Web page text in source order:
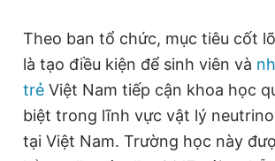
Theo ban tổ chức, mục tiêu cốt
là tạo điều kiện để sinh viên và
trẻ Việt Nam tiếp cận khoa học
biệt trong lĩnh vực vật lý
tại Việt Nam. Trường học này